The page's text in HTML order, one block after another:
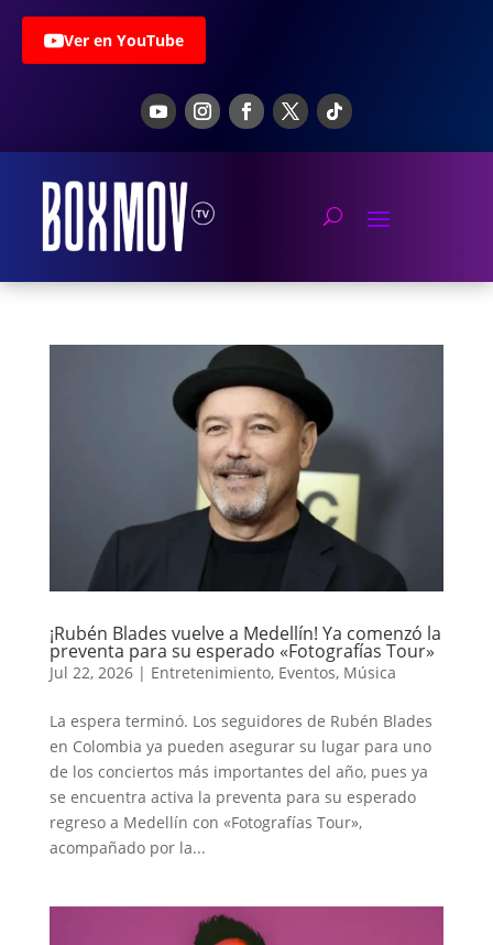
Ver en YouTube
¡Rubén Blades vuelve a Medellín! Ya comenzó la
preventa para su esperado «Fotografías Tour»
Jul 22, 2026| Entretenimiento, Eventos, Música
La espera terminó. Los seguidores de Rubén Blades
en Colombia ya pueden asegurar su lugar para uno
de los conciertos más importantes del año, pues ya
se encuentra activa la preventa para su esperado
regreso a Medellín con «Fotografías Tour»,
acompañado por la...